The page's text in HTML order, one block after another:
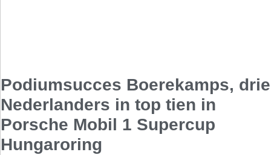
Podiumsucces Boerekamps, drie
Nederlanders in top tien in
Porsche Mobil 1 Supercup
Hungaroring